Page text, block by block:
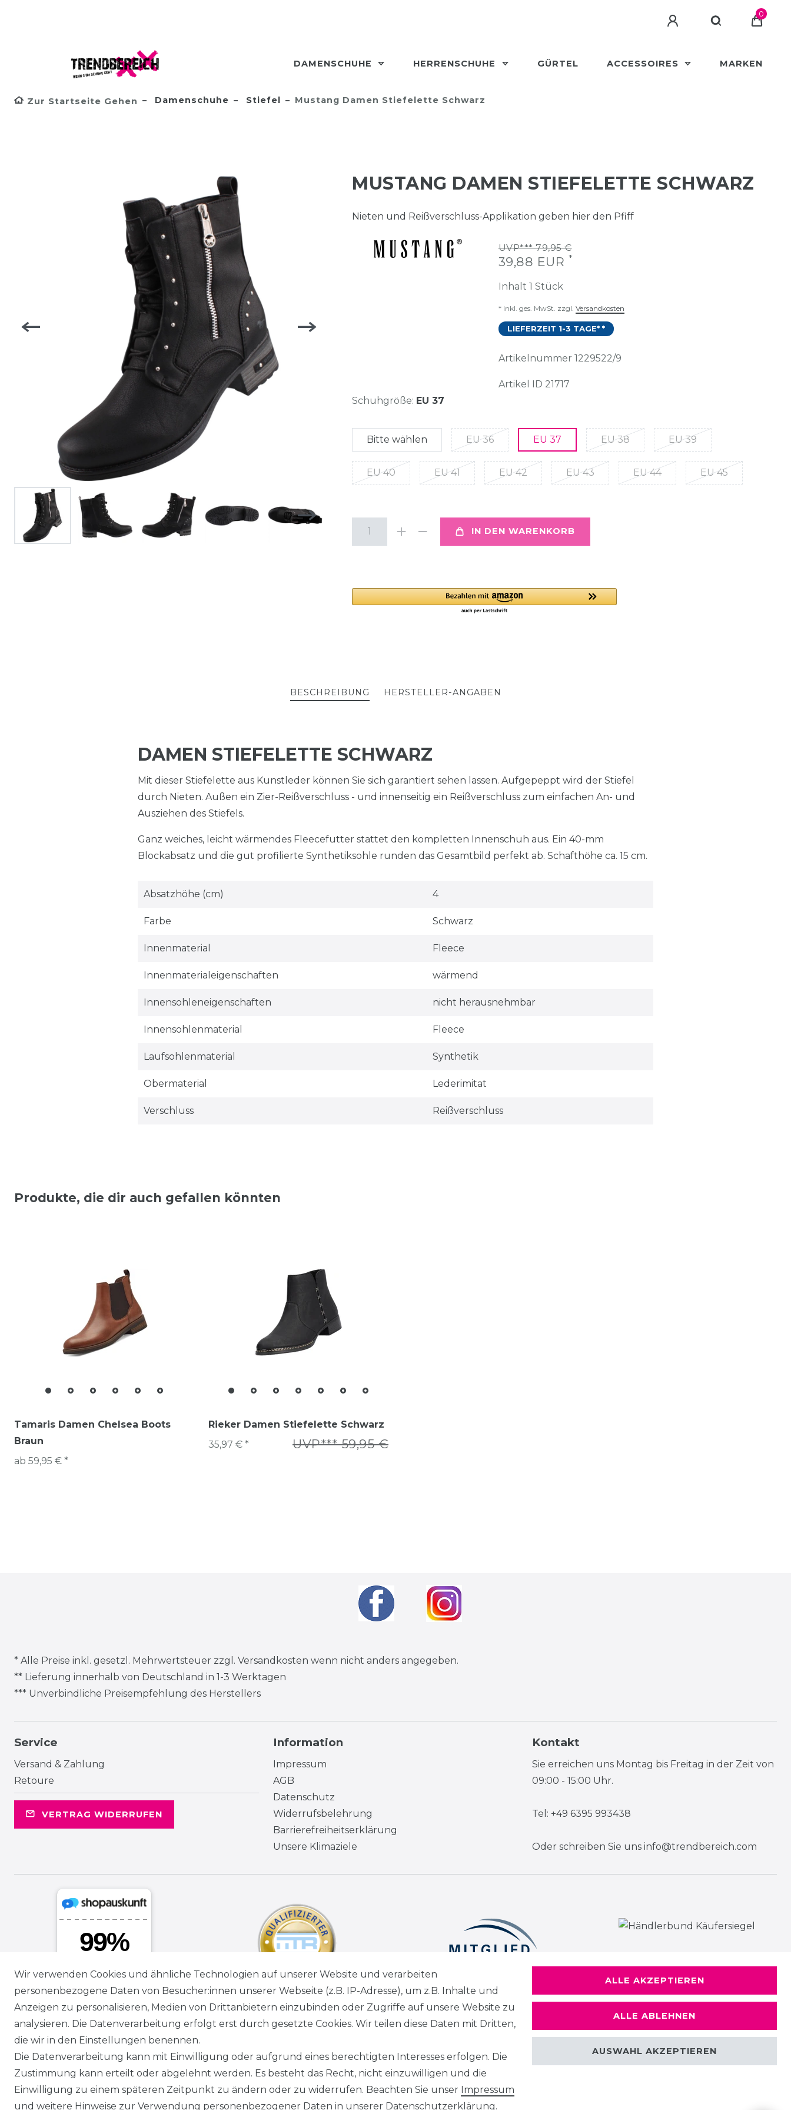
0
DAMENSCHUHE HERRENSCHUHE GÜRTEL ACCESSOIRES MARKEN
Zur Startseite Gehen Damenschuhe Stiefel Mustang Damen Stiefelette Schwarz
MUSTANG DAMEN STIEFELETTE SCHWARZ
Nieten und Reißverschluss-Applikation geben hier den Pfiff
UVP*** 79,95 €
39,88 EUR *
Inhalt 1 Stück
* inkl. ges. MwSt. zzgl. Versandkosten
LIEFERZEIT 1-3 TAGE* *
Artikelnummer 1229522/9
Artikel ID 21717
Schuhgröße: EU 37
Bitte wählen EU 36 EU 37 EU 38 EU 39
EU 40 EU 41 EU 42 EU 43 EU 44 EU 45
IN DEN WARENKORB
BESCHREIBUNG HERSTELLER-ANGABEN
DAMEN STIEFELETTE SCHWARZ
Mit dieser Stiefelette aus Kunstleder können Sie sich garantiert sehen lassen. Aufgepeppt wird der Stiefel
durch Nieten. Außen ein Zier-Reißverschluss - und innenseitig ein Reißverschluss zum einfachen An- und
Ausziehen des Stiefels.
Ganz weiches, leicht wärmendes Fleecefutter stattet den kompletten Innenschuh aus. Ein 40-mm
Blockabsatz und die gut profilierte Synthetiksohle runden das Gesamtbild perfekt ab. Schafthöhe ca. 15 cm.
Absatzhöhe (cm) 4
Farbe Schwarz
Innenmaterial Fleece
Innenmaterialeigenschaften wärmend
Innensohleneigenschaften nicht herausnehmbar
Innensohlenmaterial Fleece
Laufsohlenmaterial Synthetik
Obermaterial Lederimitat
Verschluss Reißverschluss
Produkte, die dir auch gefallen könnten
Tamaris Damen Chelsea Boots
Braun
ab 59,95 € *
Rieker Damen Stiefelette Schwarz
UVP*** 59,95 €
35,97 € *
* Alle Preise inkl. gesetzl. Mehrwertsteuer zzgl. Versandkosten wenn nicht anders angegeben.
** Lieferung innerhalb von Deutschland in 1-3 Werktagen
*** Unverbindliche Preisempfehlung des Herstellers
Service
Versand & Zahlung
Retoure
VERTRAG WIDERRUFEN
Information
Impressum
AGB
Datenschutz
Widerrufsbelehrung
Barrierefreiheitserklärung
Unsere Klimaziele
Kontakt
Sie erreichen uns Montag bis Freitag in der Zeit von
09:00 - 15:00 Uhr.
Tel: +49 6395 993438
Oder schreiben Sie uns info@trendbereich.com
Wir verwenden Cookies und ähnliche Technologien auf unserer Website und verarbeiten
personenbezogene Daten von Besucher:innen unserer Webseite (z.B. IP-Adresse), um z.B. Inhalte und
Anzeigen zu personalisieren, Medien von Drittanbietern einzubinden oder Zugriffe auf unsere Website zu
analysieren. Die Datenverarbeitung erfolgt erst durch gesetzte Cookies. Wir teilen diese Daten mit Dritten,
die wir in den Einstellungen benennen.
Die Datenverarbeitung kann mit Einwilligung oder aufgrund eines berechtigten Interesses erfolgen. Die
Zustimmung kann erteilt oder abgelehnt werden. Es besteht das Recht, nicht einzuwilligen und die
Einwilligung zu einem späteren Zeitpunkt zu ändern oder zu widerrufen. Beachten Sie unser Impressum
und weitere Hinweise zur Verwendung personenbezogener Daten in unserer Daten­schutz­erklärung.
ALLE AKZEPTIEREN
ALLE ABLEHNEN
AUSWAHL AKZEPTIEREN